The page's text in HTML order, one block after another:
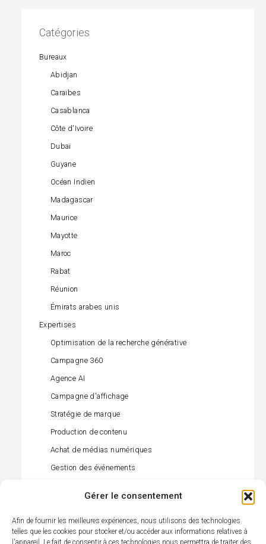
Gérer le consentement
Afin de fournir les meilleures expériences, nous utilisons des technologies
telles que les cookies pour stocker et/ou accéder aux informations relatives à
l'appareil. Le fait de consentir à ces technologies nous permettra de traiter des
Catégories
Bureaux
Abidjan
Caraïbes
Casablanca
Côte d'Ivoire
Dubaï
Guyane
Océan Indien
Madagascar
Maurice
Mayotte
Maroc
Rabat
Réunion
Émirats arabes unis
Expertises
Optimisation de la recherche générative
Campagne 360
Agence AI
Campagne d'affichage
Stratégie de marque
Production de contenu
Achat de médias numériques
Gestion des événements
Gestion des relations publiques (presse)
Activation du commerce de détail